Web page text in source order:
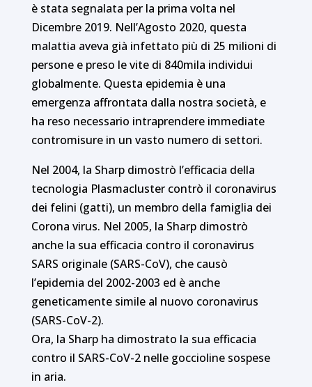
è stata segnalata per la prima volta nel
Dicembre 2019. Nell’Agosto 2020, questa
malattia aveva già infettato più di 25 milioni di
persone e preso le vite di 840mila individui
globalmente. Questa epidemia è una
emergenza affrontata dalla nostra società, e
ha reso necessario intraprendere immediate
contromisure in un vasto numero di settori.
Nel 2004, la Sharp dimostrò l’efficacia della
tecnologia Plasmacluster contrò il coronavirus
dei felini (gatti), un membro della famiglia dei
Corona virus. Nel 2005, la Sharp dimostrò
anche la sua efficacia contro il coronavirus
SARS originale (SARS-CoV), che causò
l’epidemia del 2002-2003 ed è anche
geneticamente simile al nuovo coronavirus
(SARS-CoV-2).
Ora, la Sharp ha dimostrato la sua efficacia
contro il SARS-CoV-2 nelle goccioline sospese
in aria.